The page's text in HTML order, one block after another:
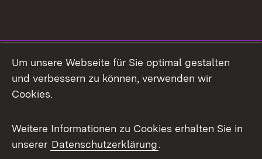
Facebook
X / Twitter
Youtube
Um unsere Webseite für Sie optimal gestalten
und verbessern zu können, verwenden wir
Cookies.
Weitere Informationen zu Cookies erhalten Sie in
unserer Datenschutzerklärung.